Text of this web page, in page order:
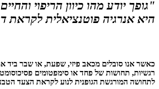
"גופך יודע מהו כיוון הריפוי
היא אנרגיה פוטנציאלית לקראת
כאשר אנו סובלים מכאב פיזי, שפעת, או שבר ביד
רגשיות, תחושות של פחד או סימפטומים
לתחושה המורגשת הגופנית לנוע לקראת הצעד